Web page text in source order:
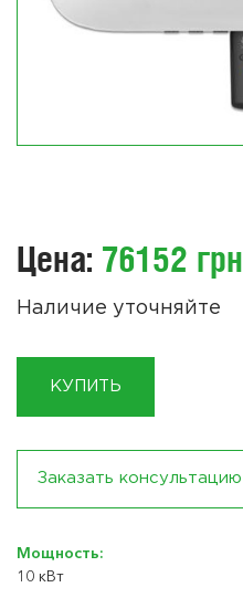
Цена: 76152 грн
Наличие уточняйте
КУПИТЬ
Заказать консультацию
Мощность:
10 кВт